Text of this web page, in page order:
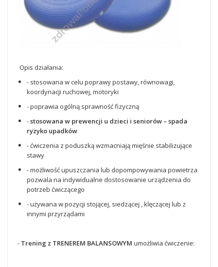
Opis działania:
- stosowana w celu poprawy postawy, równowagi,
koordynacji ruchowej, motoryki
- poprawia ogólną sprawność fizyczną
-stosowana w prewencji u dzieci i seniorów – spada
ryzyko upadków
- ćwiczenia z poduszką wzmacniają mięśnie stabilizujące
stawy
- możliwość upuszczania lub dopompowywania powietrza
pozwala na indywidualne dostosowanie urządzenia do
potrzeb ćwiczącego
- używana w pozycji stojącej, siedzącej , klęczącej lub z
innymi przyrządami
- Trening z TRENEREM BALANSOWYM umożliwia ćwiczenie: